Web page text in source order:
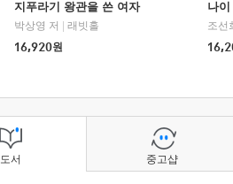
지푸라기 왕관을 쓴 여자
박상영 저
래빗홀
16,920원
나
조선
도서 중고샵